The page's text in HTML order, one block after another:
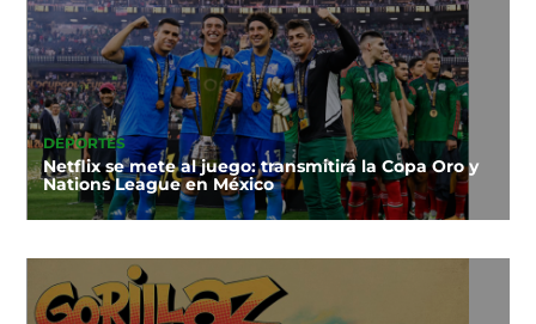
DEPORTES
Netflix se mete al juego: transmitirá la Copa Oro y
Nations League en México